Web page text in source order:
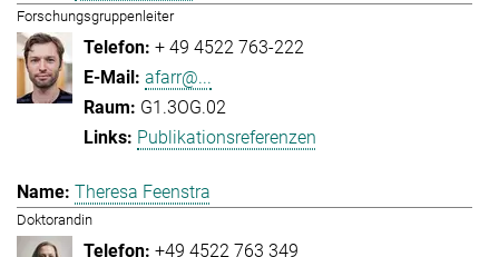
Forschungsgruppenleiter
+ 49 4522 763-222
afarr@...
G1.3OG.02
Publikationsreferenzen
Theresa Feenstra
Doktorandin
+49 4522 763 349